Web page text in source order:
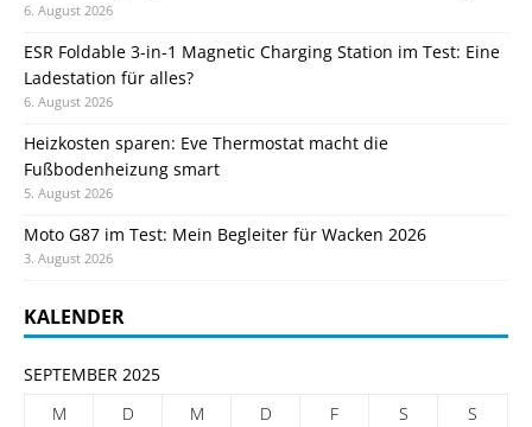
6. August 2026
ESR Foldable 3-in-1 Magnetic Charging Station im Test: Eine
Ladestation für alles?
6. August 2026
Heizkosten sparen: Eve Thermostat macht die
Fußbodenheizung smart
5. August 2026
Moto G87 im Test: Mein Begleiter für Wacken 2026
3. August 2026
KALENDER
SEPTEMBER 2025
M
D M D F S
S